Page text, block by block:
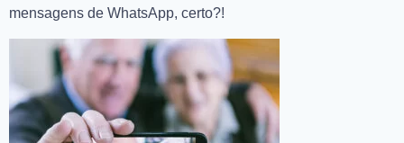
mensagens de WhatsApp, certo?!